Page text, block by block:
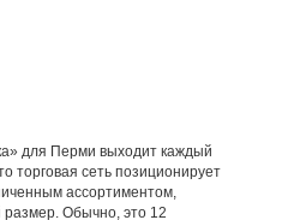
для Перми выходит каждый
торговая сеть позиционирует
ассортиментом,
Обычно, это 12